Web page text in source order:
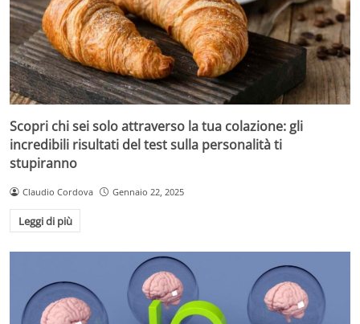
Scopri chi sei solo attraverso la tua colazione: gli
incredibili risultati del test sulla personalità ti
stupiranno
Claudio Cordova Gennaio 22, 2025
Leggi di più